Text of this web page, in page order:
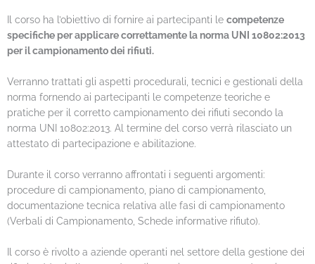
Il corso ha l’obiettivo di fornire ai partecipanti le competenze
specifiche per applicare correttamente la norma UNI 10802:2013
per il campionamento dei rifiuti.
Verranno trattati gli aspetti procedurali, tecnici e gestionali della
norma fornendo ai partecipanti le competenze teoriche e
pratiche per il corretto campionamento dei rifiuti secondo la
norma UNI 10802:2013. Al termine del corso verrà rilasciato un
attestato di partecipazione e abilitazione.
Durante il corso verranno affrontati i seguenti argomenti:
procedure di campionamento, piano di campionamento,
documentazione tecnica relativa alle fasi di campionamento
(Verbali di Campionamento, Schede informative rifiuto).
Il corso è rivolto a aziende operanti nel settore della gestione dei